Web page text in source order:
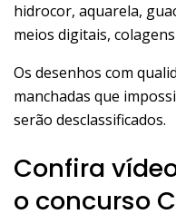
hidrocor, aquarela,
meios digitais,
Os desenhos com
manchadas que
serão desclassificados.
Confira
o concurso